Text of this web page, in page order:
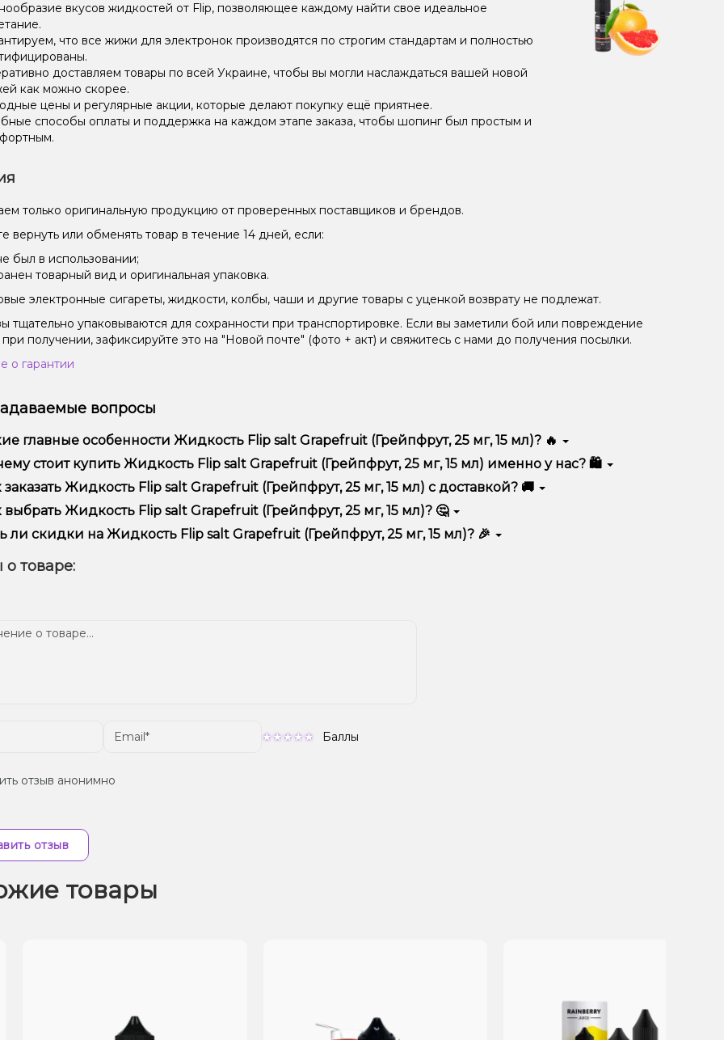
вкусов жидкостей от Flip, позволяющее каждому найти свое идеальное
что все жижи для электронок производятся по строгим стандартам и полностью
доставляем товары по всей Украине, чтобы вы могли наслаждаться вашей новой
как можно скорее.
цены и регулярные акции, которые делают покупку ещё приятнее.
способы оплаты и поддержка на каждом этапе заказа, чтобы шопинг был простым и
только оригинальную продукцию от проверенных поставщиков и брендов.
вернуть или обменять товар в течение 14 дней, если:
был в использовании;
товарный вид и оригинальная упаковка.
электронные сигареты, жидкости, колбы, чаши и другие товары с уценкой возврату не подлежат.
тщательно упаковываются для сохранности при транспортировке. Если вы заметили бой или повреждение
получении, зафиксируйте это на "Новой почте" (фото + акт) и свяжитесь с нами до получения посылки.
о гарантии
вопросы
главные особенности Жидкость Flip salt Grapefruit (Грейпфрут, 25 мг, 15 мл)? 🔥
Flip salt Grapefruit (Грейпфрут, 25 мг, 15 мл) отличается высоким качеством, удобством использования и
стоит купить Жидкость Flip salt Grapefruit (Грейпфрут, 25 мг, 15 мл) именно у нас? 🛍️
только оригинальную продукцию, широкий ассортимент, выгодные цены и быструю доставку.
того, у нас регулярные акции и скидки для клиентов!
заказать Жидкость Flip salt Grapefruit (Грейпфрут, 25 мг, 15 мл) с доставкой? 🚚
заказ можно в несколько кликов:
Добавьте Жидкость Flip salt Grapefruit (Грейпфрут, 25 мг, 15 мл) в корзину.
Выберите удобный способ оплаты и доставки.
выбрать Жидкость Flip salt Grapefruit (Грейпфрут, 25 мг, 15 мл)? 🤔
зависит от ваших предпочтений – например, если это кальян, учитывайте размер, материал и тип чаши, если
– мощность и вкус. Наши менеджеры помогут подобрать идеальный вариант.
ли скидки на Жидкость Flip salt Grapefruit (Грейпфрут, 25 мг, 15 мл)? 🎉
телеграмм-канале, чтобы не упустить выгодные предложения!
товаре:
Баллы
отзыв анонимно
отзыв
товары